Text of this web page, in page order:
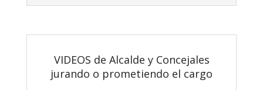
VIDEOS de Alcalde y Concejales
jurando o prometiendo el cargo